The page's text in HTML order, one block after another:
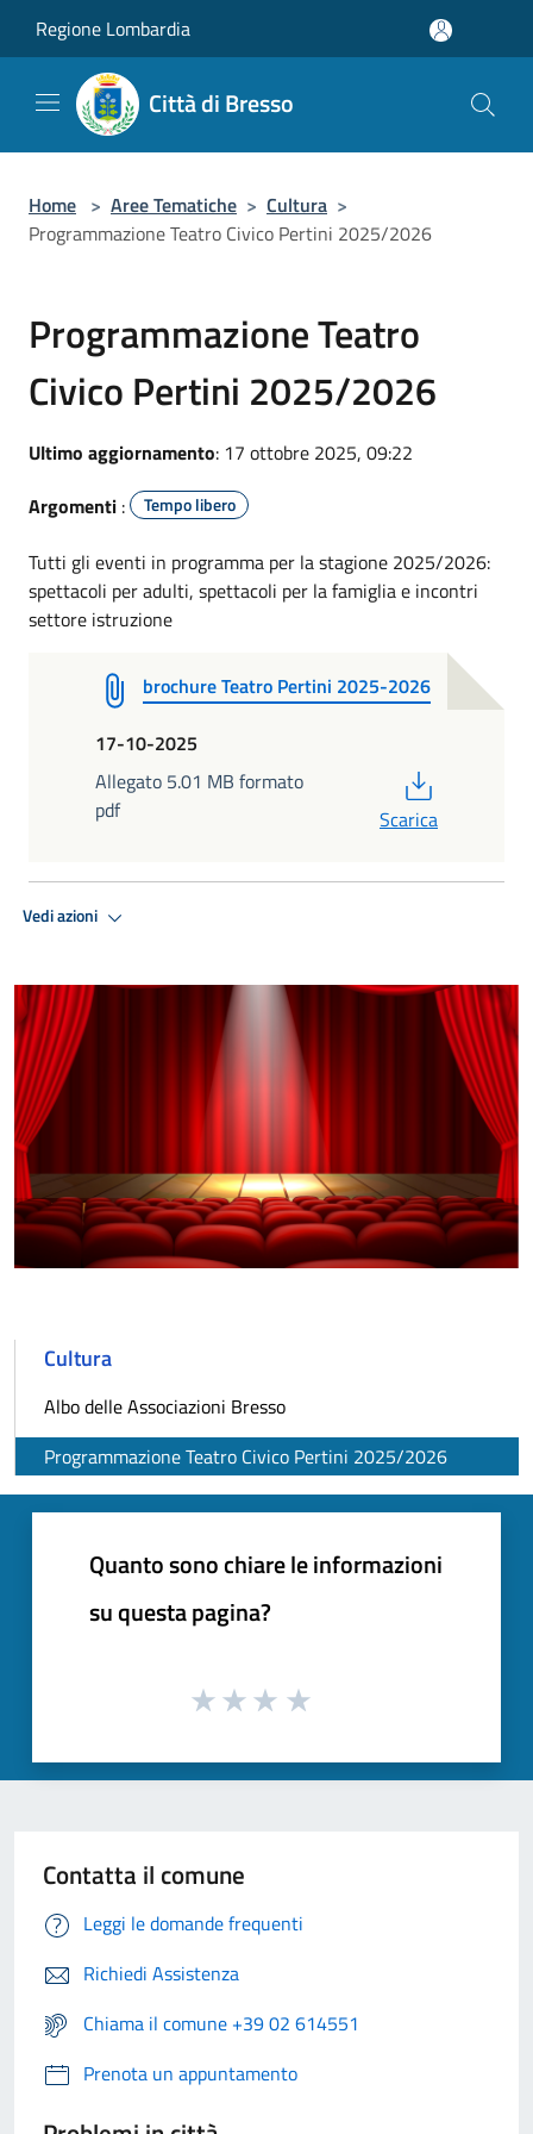
Regione Lombardia
Città di Bresso
Home > Aree Tematiche > Cultura >
Programmazione Teatro Civico Pertini 2025/2026
Programmazione Teatro
Civico Pertini 2025/2026
Ultimo aggiornamento: 17 ottobre 2025, 09:22
Argomenti : Tempo libero
Tutti gli eventi in programma per la stagione 2025/2026:
spettacoli per adulti, spettacoli per la famiglia e incontri
settore istruzione
brochure Teatro Pertini 2025-2026
17-10-2025
Allegato 5.01 MB formato
pdf
Scarica
Vedi azioni
Cultura
Albo delle Associazioni Bresso
Programmazione Teatro Civico Pertini 2025/2026
Quanto sono chiare le informazioni
su questa pagina?
Contatta il comune
Leggi le domande frequenti
Richiedi Assistenza
Chiama il comune +39 02 614551
Prenota un appuntamento